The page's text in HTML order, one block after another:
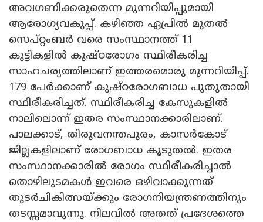
അവഗണിക്കരുതെന്ന മുന്നറിയിപ്പുമായി
ആരോഗ്യവകുപ്പ്. കഴിഞ്ഞ ഏപ്രിൽ മുതൽ
സെപ്‌റ്റംബർ വരെ സംസ്ഥാനത്ത് 11
കുട്ടികളിൽ കുഷ്ഠരോഗം സ്ഥിരീകരിച്ച
സാഹചര്യത്തിലാണ് ഇത്തരമൊരു മുന്നറിയിപ്പ്.
179 പേർക്കാണ് കുഷ്ഠരോഗബാധ പുതുതായി
സ്ഥിരീകരിച്ചത്. സ്ഥിരീകരിച്ച കേസുകളിൽ
നാലിലൊന്ന് ഇതര സംസ്ഥാനക്കാരിലാണ്.
പാലക്കാട്, തിരുവനന്തപുരം, കാസർകോട്‌
ജില്ലകളിലാണ് രോഗബാധ കൂടുതൽ. ഇതര
സംസ്ഥാനക്കാരിൽ രോഗം സ്ഥിരീകരിച്ചാൽ
തൊഴിലുടമകൾ ഇവരെ ഒഴിവാക്കുന്നത്
തുടർചികിത്സയ്ക്കും രോഗനിയന്ത്രണത്തിനും
തടസ്സമാവുന്നു. നിലവിൽ അതത് പ്രദേശത്തെ